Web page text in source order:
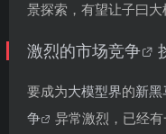
景探索，有望让子曰大
激烈的市场竞争
要成为大模型界的新黑
争
异常激烈，已经